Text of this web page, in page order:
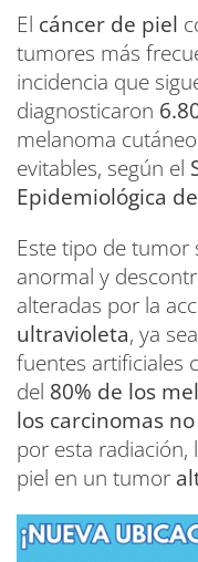
El cáncer de piel
tumores más
incidencia que
diagnosticaron
melanoma
evitables, según el
Epidemiológica
Este tipo de tumor
anormal y
alteradas por la
ultravioleta, ya
fuentes artificiales
del 80% de los
los carcinomas
por esta radiación,
piel en un tumor